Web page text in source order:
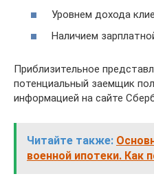
Уровнем дохода
Наличием
Приблизительное
потенциальный заемщик
информацией на сайте
Читайте также:
военной ипотеки. Как